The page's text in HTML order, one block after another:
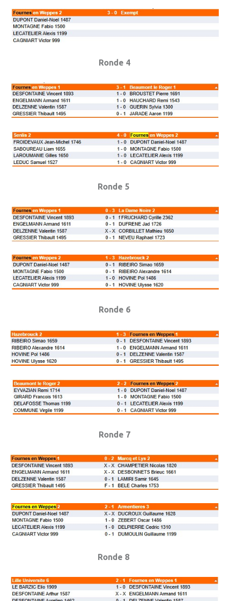
» Tendances Weppes
» Service à domicile
» Autres associations
» ESA
» Scouts de France
CONTACT
Ronde 4
Ronde 5
Ronde 6
Ronde 7
Ronde 8